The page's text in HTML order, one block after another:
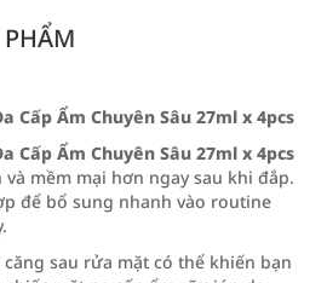
Cấp Ẩm Chuyên Sâu 27ml x 4pcs
Cấp Ẩm Chuyên Sâu 27ml x 4pcs
mềm mại hơn ngay sau khi đắp.
để bổ sung nhanh vào routine
sau rửa mặt có thể khiến bạn